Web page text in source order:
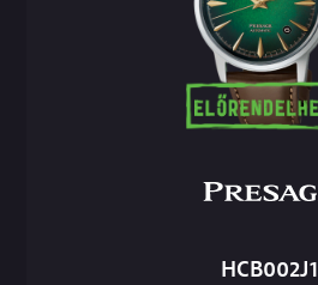
HCB002J1